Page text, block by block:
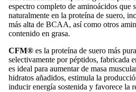
espectro completo de aminoácidos que
naturalmente en la proteína de suero,
más alta de BCAA, así como otros
contenido en grasa.
CFM®es la proteína de suero más
selectivamente por péptidos, fabricada
es ideal para aumentar de masa
hidratos añadidos, estimula la
inducir energía sostenida y favorece la